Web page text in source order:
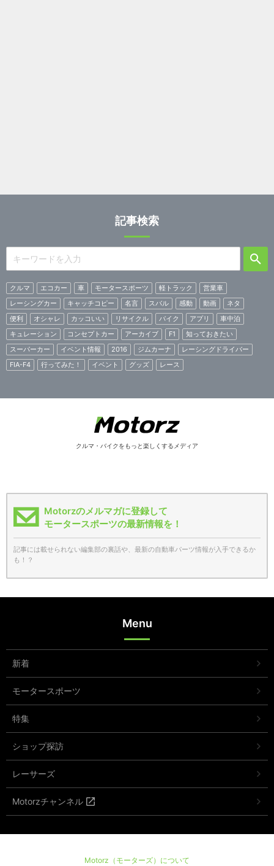
記事検索
クルマ エコカー 車 モータースポーツ 軽トラック
営業車
レーシングカー
キャッチコピー 名言 スバル 感動 動画
ネタ
便利
オシャレ カッコいい リサイクル バイク アプリ
車中泊
キュレーション
コンセプトカー アーカイブ F1
知っておきたい
スーパーカー
イベント情報 2016 ジムカーナ
レーシングドライバー
FIA-F4
行ってみた！ イベント グッズ レース
クルマ・バイクをもっと楽しくするメディア
Motorzのメルマガに登録して
モータースポーツの最新情報を！
記事には載せられない編集部の裏話や、最新の自動車パーツ情報が入手できるか
も！？
Menu
新着
モータースポーツ
特集
ショップ探訪
レーサーズ
Motorzチャンネル
Motorz（モーターズ）について